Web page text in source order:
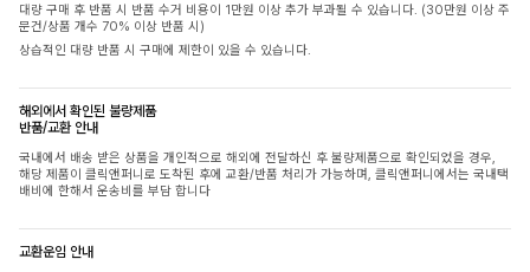
대량 구매 후 반품 시 반품 수거 비용이 1만원 이상 추가 부과될 수 있습니다. (30만원 이상 주
문건/상품 개수 70% 이상 반품 시)
상습적인 대량 반품 시 구매에 제한이 있을 수 있습니다.
해외에서 확인된 불량제품
반품/교환 안내
국내에서 배송 받은 상품을 개인적으로 해외에 전달하신 후 불량제품으로 확인되었을 경우,
해당 제품이 클릭앤퍼니로 도착된 후에 교환/반품 처리가 가능하며, 클릭앤퍼니에서는 국내택
배비에 한해서 운송비를 부담 합니다
교환운임 안내